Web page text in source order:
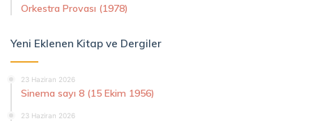
Orkestra Provası (1978)
Yeni Eklenen Kitap ve Dergiler
23 Haziran 2026
Sinema sayı 8 (15 Ekim 1956)
23 Haziran 2026